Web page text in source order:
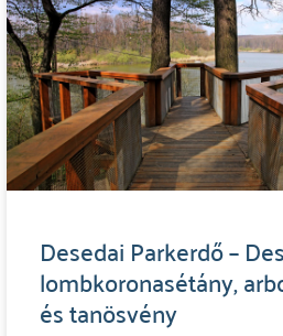
Desedai Parkerdő –
lombkoronasétány,
és tanösvény